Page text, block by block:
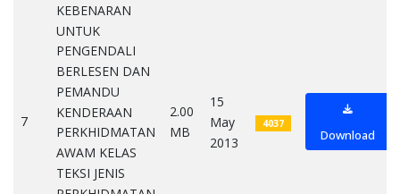
7
KEBENARAN
UNTUK
PENGENDALI
BERLESEN DAN
PEMANDU
KENDERAAN
PERKHIDMATAN
AWAM KELAS
TEKSI JENIS
2.00
MB
15
May
2013
4037
Download